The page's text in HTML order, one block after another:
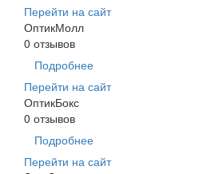
Перейти на сайт
ОптикМолл
0 отзывов
Подробнее
Перейти на сайт
ОптикБокс
0 отзывов
Подробнее
Перейти на сайт